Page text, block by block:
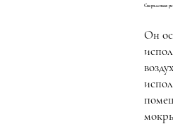
Сверхлегкая
Он